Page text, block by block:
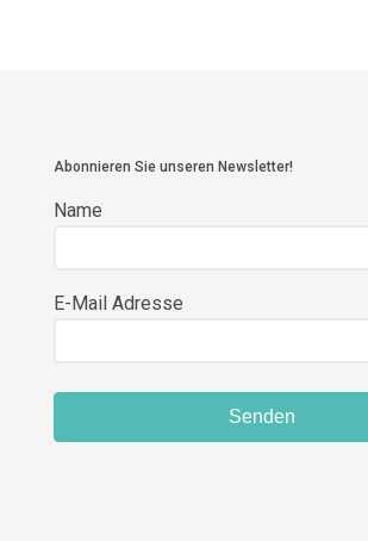
Abonnieren Sie unseren Newsletter!
Name
E-Mail Adresse
Senden